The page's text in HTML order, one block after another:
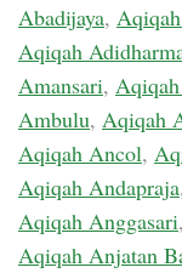
Abadijaya,
Aqiqah
Amansari,
Ambulu, Aqiqah
Aqiqah Ancol,
Aqiqah Andapraja
Aqiqah Anggasari,
Aqiqah Anjatan